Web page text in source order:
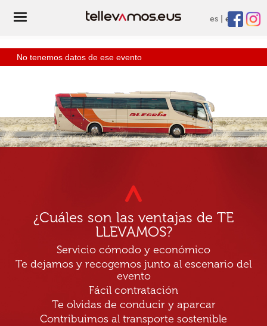
es eu
No tenemos datos de ese evento
¿Cuáles son las ventajas de TE
LLEVAMOS?
Servicio cómodo y económico
Te dejamos y recogemos junto al escenario del
evento
Fácil contratación
Te olvidas de conducir y aparcar
Contribuimos al transporte sostenible